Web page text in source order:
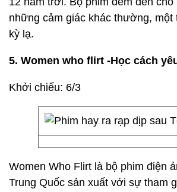
những cảm giác khác thường, một
kỳ lạ.
5. Women who flirt -Học cách
Khởi chiếu: 6/3
Women Who Flirt là bộ phim điện
Trung Quốc sản xuất với sự tham